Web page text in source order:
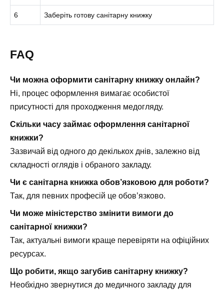
6 Заберіть готову санітарну книжку
FAQ
Чи можна оформити санітарну книжку онлайн?
Ні, процес оформлення вимагає особистої
присутності для проходження медогляду.
Скільки часу займає оформлення санітарної
книжки?
Зазвичай від одного до декількох днів, залежно від
складності оглядів і обраного закладу.
Чи є санітарна книжка обов’язковою для роботи?
Так, для певних професій це обов’язково.
Чи може міністерство змінити вимоги до
санітарної книжки?
Так, актуальні вимоги краще перевіряти на офіційних
ресурсах.
Що робити, якщо загубив санітарну книжку?
Необхідно звернутися до медичного закладу для